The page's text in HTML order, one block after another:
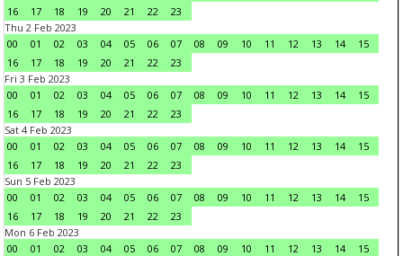
16
17 18 19 20 21 22
23
Thu 2 Feb 2023
00
01 02 03 04 05 06 07 08 09 10 11 12 13 14
15
16
17 18 19 20 21 22
23
Fri 3 Feb 2023
00
01 02 03 04 05 06 07 08 09 10 11 12 13 14
15
16
17 18 19 20 21 22
23
Sat 4 Feb 2023
00
01 02 03 04 05 06 07 08 09 10 11 12 13 14
15
16
17 18 19 20 21 22
23
Sun 5 Feb 2023
00
01 02 03 04 05 06 07 08 09 10 11 12 13 14
15
16
17 18 19 20 21 22
23
Mon 6 Feb 2023
00
01 02 03 04 05 06 07 08 09 10 11 12 13 14
15